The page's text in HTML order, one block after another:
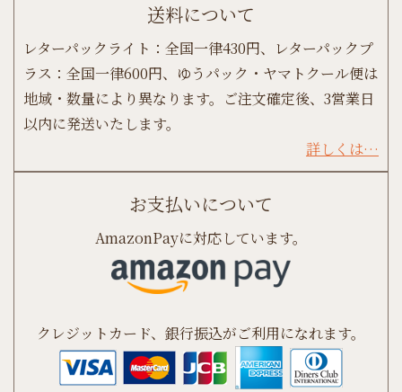
送料について
レターパックライト：全国一律430円、レターパックプ
ラス：全国一律600円、ゆうパック・ヤマトクール便は
地域・数量により異なります。ご注文確定後、3営業日
以内に発送いたします。
詳しくは…
お支払いについて
AmazonPayに対応しています。
クレジットカード、銀行振込がご利用になれます。